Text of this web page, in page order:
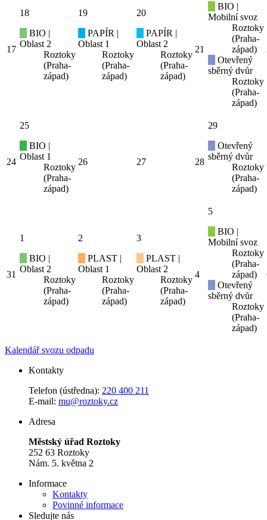
17
18
BIO |
Oblast 2
Roztoky
(Praha-
západ)
19
PAPÍR |
Oblast 1
Roztoky
(Praha-
západ)
20
PAPÍR |
Oblast 2
Roztoky
(Praha-
západ)
21
BIO |
Mobilní svoz
Roztoky
(Praha-
západ)
Otevřený
sběrný dvůr
Roztoky
(Praha-
západ)
24
25
BIO |
Oblast 1
Roztoky
(Praha-
západ)
26 27 28
29
Otevřený
sběrný dvůr
Roztoky
(Praha-
západ)
31
1
BIO |
Oblast 2
Roztoky
(Praha-
západ)
2
PLAST |
Oblast 1
Roztoky
(Praha-
západ)
3
PLAST |
Oblast 2
Roztoky
(Praha-
západ)
4
5
BIO |
Mobilní svoz
Roztoky
(Praha-
západ)
Otevřený
sběrný dvůr
Roztoky
(Praha-
západ)
Kalendář svozu odpadu
Kontakty
Telefon (ústředna): 220 400 211
E-mail: mu@roztoky.cz
Adresa
Městský úřad Roztoky
252 63 Roztoky
Nám. 5. května 2
Informace
Kontakty
Povinné informace
Sledujte nás